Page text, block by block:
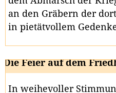
an den Gräbern der
in pietätvollem
Die Feier auf dem
In weihevoller